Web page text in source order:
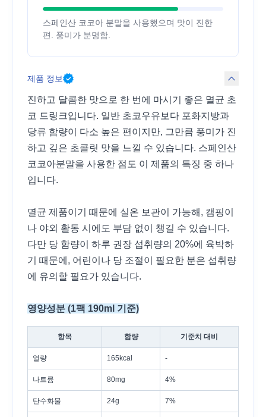
스페인산 코코아 분말을 사용했으며 맛이 진한
편. 풍미가 분명함.
제품 정보
진하고 달콤한 맛으로 한 번에 마시기 좋은 멸균 초
코 드링크입니다. 일반 초코우유보다 포화지방과
당류 함량이 다소 높은 편이지만, 그만큼 풍미가 진
하고 깊은 초콜릿 맛을 느낄 수 있습니다. 스페인산
코코아분말을 사용한 점도 이 제품의 특징 중 하나
입니다.
멸균 제품이기 때문에 실온 보관이 가능해, 캠핑이
나 야외 활동 시에도 부담 없이 챙길 수 있습니다.
다만 당 함량이 하루 권장 섭취량의 20%에 육박하
기 때문에, 어린이나 당 조절이 필요한 분은 섭취량
에 유의할 필요가 있습니다.
영양성분 (1팩 190ml 기준)
항목 함량 기준치 대비
열량 165kcal -
나트륨 80mg 4%
탄수화물 24g 7%